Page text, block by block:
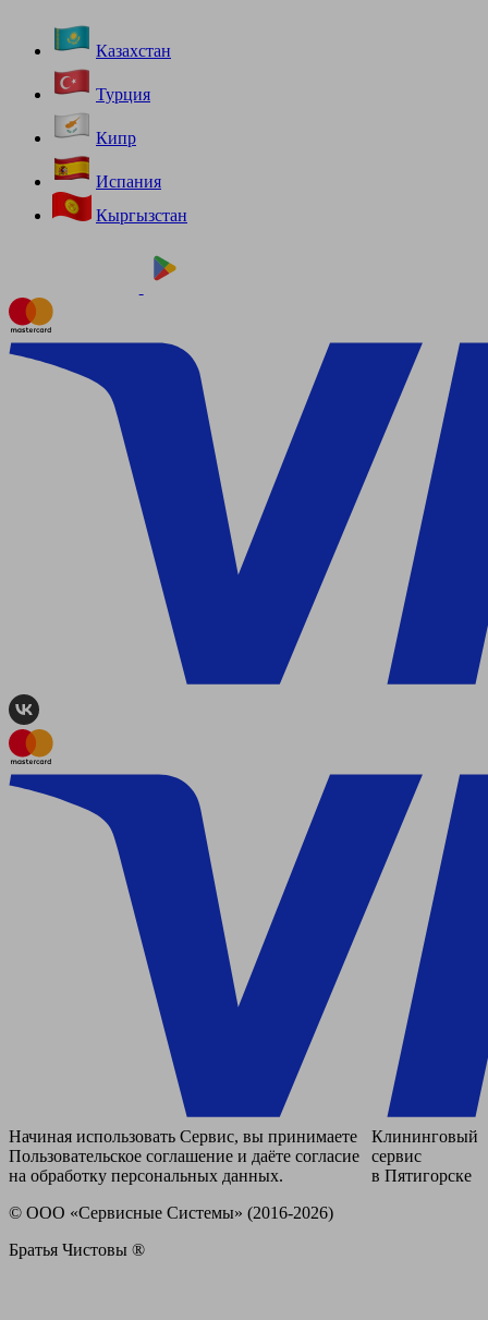
Казахстан
Турция
Кипр
Испания
Кыргызстан
Начиная использовать Сервис, вы принимаете
Пользовательское соглашение и даёте согласие
на обработку персональных данных.
© ООО «Сервисные Системы» (2016-2026)
Братья Чистовы ®
Клининговый
сервис
в Пятигорске